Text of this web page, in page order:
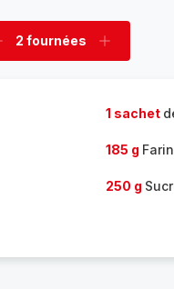
Supprimer
2 fournées
Ajouter
1 sachet
185 g
250 g